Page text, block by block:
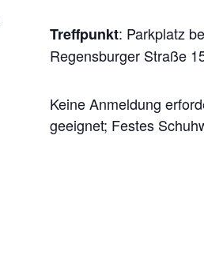
Treffpunkt: Parkplatz
Regensburger Straße
Keine Anmeldung
geeignet; Festes